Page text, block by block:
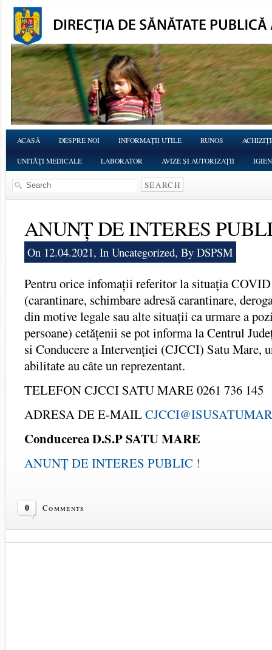
ACASĂ DESPRE NOI INFORMAŢII UTILE RUNOS
UNITĂŢI MEDICALE LABORATOR AVIZE ȘI AUTORIZAȚII
ANUNȚ DE INTERES
On 12.04.2021, In Uncategorized, By DSPSM
Pentru orice infomații referitor la situația
(carantinare, schimbare adresă carantinare,
din motive legale sau alte situații ca urmare a
persoane) cetățenii se pot informa la Centrul
si Conducere a Intervenției (CJCCI) Satu Mare,
abilitate au câte un reprezentant.
TELEFON CJCCI SATU MARE 0261 736 145
ADRESA DE E-MAIL
Conducerea D.S.P SATU MARE
ANUNȚ DE INTERES PUBLIC !
0 Comments